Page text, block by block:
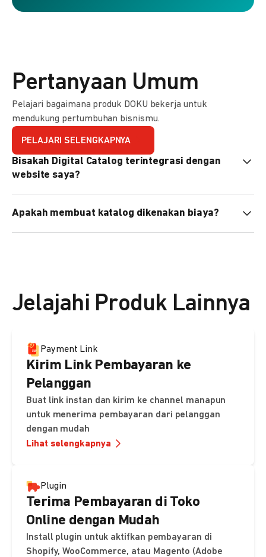
Pertanyaan Umum
Pelajari bagaimana produk DOKU bekerja untuk
mendukung pertumbuhan bisnismu.
PELAJARI SELENGKAPNYA
Bisakah Digital Catalog terintegrasi dengan
website saya?
atau menyematkan QR code di website Anda.
Apakah membuat katalog dikenakan biaya?
Jelajahi Produk Lainnya
Payment Link
Kirim Link Pembayaran ke
Pelanggan
Buat link instan dan kirim ke channel manapun
untuk menerima pembayaran dari pelanggan
dengan mudah
Lihat selengkapnya
Plugin
Terima Pembayaran di Toko
Online dengan Mudah
Install plugin untuk aktifkan pembayaran di
Shopify, WooCommerce, atau Magento (Adobe